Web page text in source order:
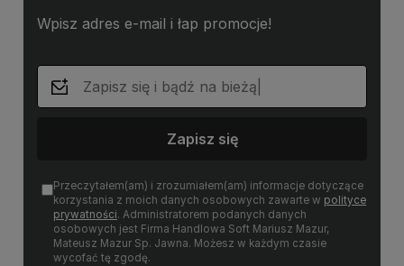
Wpisz adres e-mail i łap promocje!
Zapisz się
Przeczytałem(am) i zrozumiałem(am) informacje dotyczące
korzystania z moich danych osobowych zawarte w polityce
prywatności. Administratorem podanych danych
osobowych jest Firma Handlowa Soft Mariusz Mazur,
Mateusz Mazur Sp. Jawna. Możesz w każdym czasie
wycofać tę zgodę.